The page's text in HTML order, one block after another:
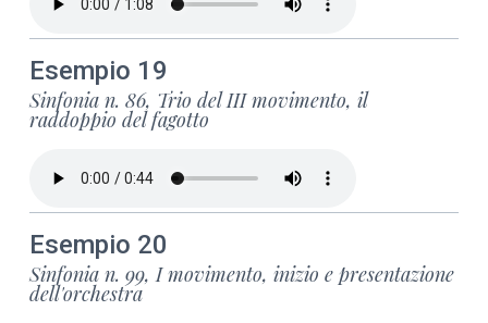
Esempio 19
Sinfonia n. 86, Trio del III movimento, il
raddoppio del fagotto
Esempio 20
Sinfonia n. 99, I movimento, inizio e presentazione
dell'orchestra